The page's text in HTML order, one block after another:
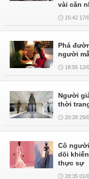
vài căn
15:42 17/
Phá
người
18:55 12/
Người
thời
20:28 29/
Cô
dõi
thực sự
20:35 01/